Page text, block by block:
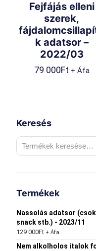
Fejfájás elleni
szerek,
k adatsor –
2022/03
79 000Ft + Áfa
Keresés
Termékek
Nassolás adatsor
snack stb.) - 2023/11
129 000Ft + Áfa
Nem alkolholos italok